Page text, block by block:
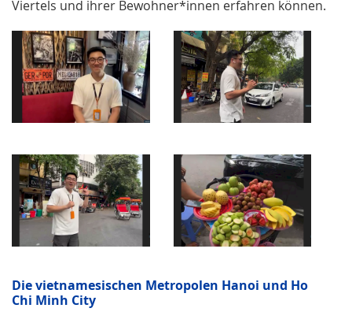
Viertels und ihrer Bewohner*innen erfahren können.
Die vietnamesischen Metropolen Hanoi und Ho
Chi Minh City